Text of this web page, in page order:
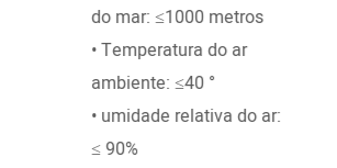
do mar: ≤1000 metros
• Temperatura do ar
ambiente: ≤40 °
• umidade relativa do ar:
≤ 90%